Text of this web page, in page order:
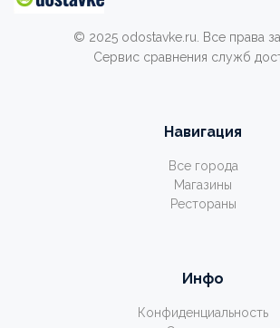
© 2025 odostavke.ru. Все права
Сервис сравнения служб
Навигация
Все города
Магазины
Рестораны
Инфо
Конфиденциальность